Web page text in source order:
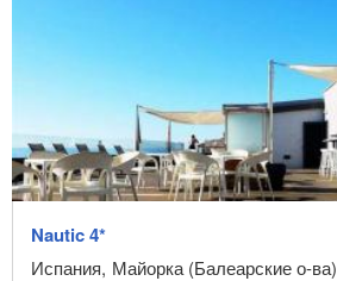
Nautic 4*
Испания, Майорка (Балеарские о-ва)